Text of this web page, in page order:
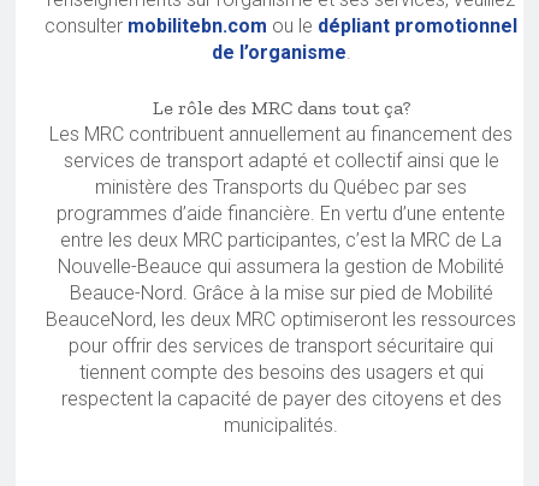
consulter mobilitebn.com ou le dépliant promotionnel
de l’organisme.
Le rôle des MRC dans tout ça?
Les MRC contribuent annuellement au financement des
services de transport adapté et collectif ainsi que le
ministère des Transports du Québec par ses
programmes d’aide financière. En vertu d’une entente
entre les deux MRC participantes, c’est la MRC de La
Nouvelle-Beauce qui assumera la gestion de Mobilité
Beauce-Nord. Grâce à la mise sur pied de Mobilité
BeauceNord, les deux MRC optimiseront les ressources
pour offrir des services de transport sécuritaire qui
tiennent compte des besoins des usagers et qui
respectent la capacité de payer des citoyens et des
municipalités.